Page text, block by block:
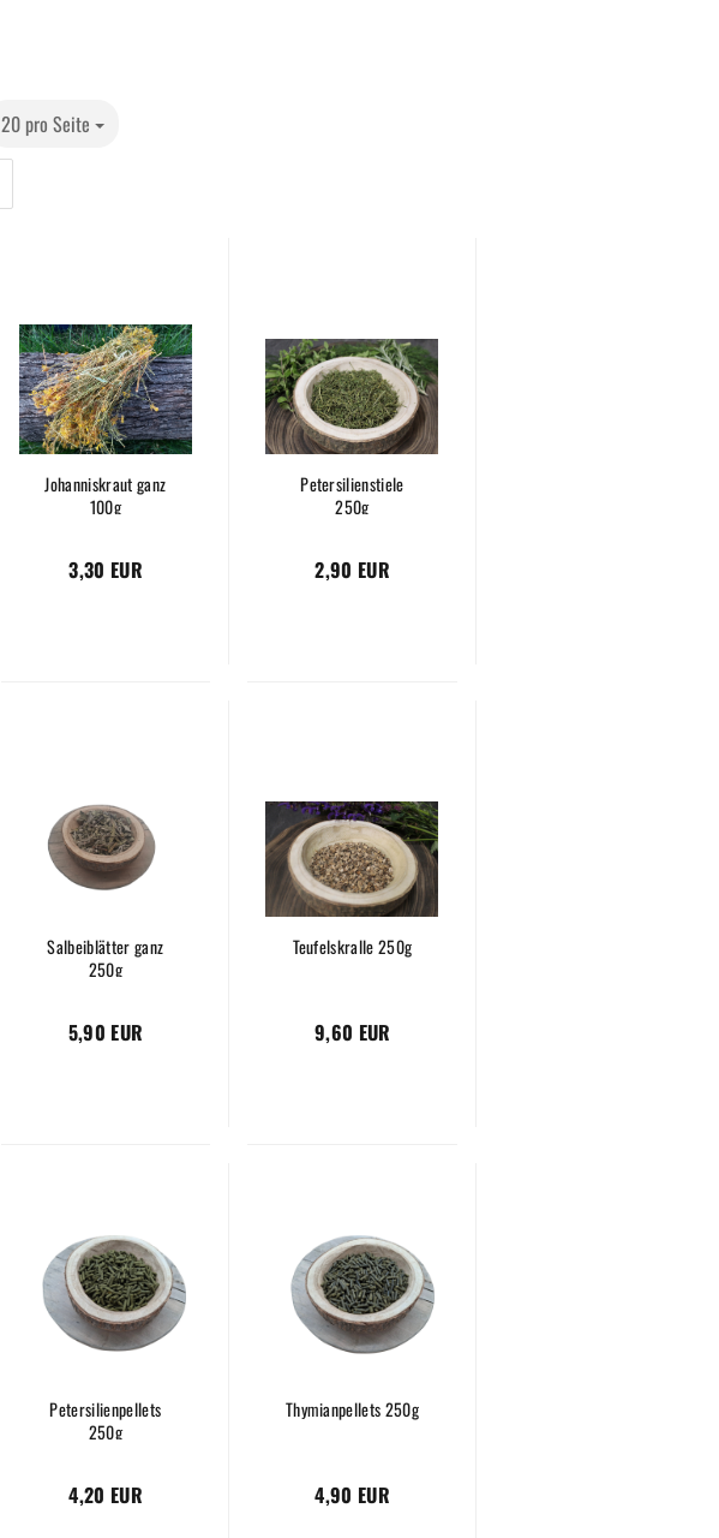
20 pro Seite
Johanniskraut ganz
100g
3,30 EUR
Petersilienstiele
250g
2,90 EUR
Salbeiblätter ganz
250g
5,90 EUR
Teufelskralle 250g
9,60 EUR
Petersilienpellets
250g
4,20 EUR
Thymianpellets 250g
4,90 EUR